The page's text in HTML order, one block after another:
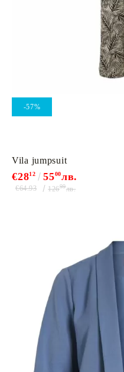
-57%
Vila jumpsuit
€2812 5500лв.
€64.93 12699лв.